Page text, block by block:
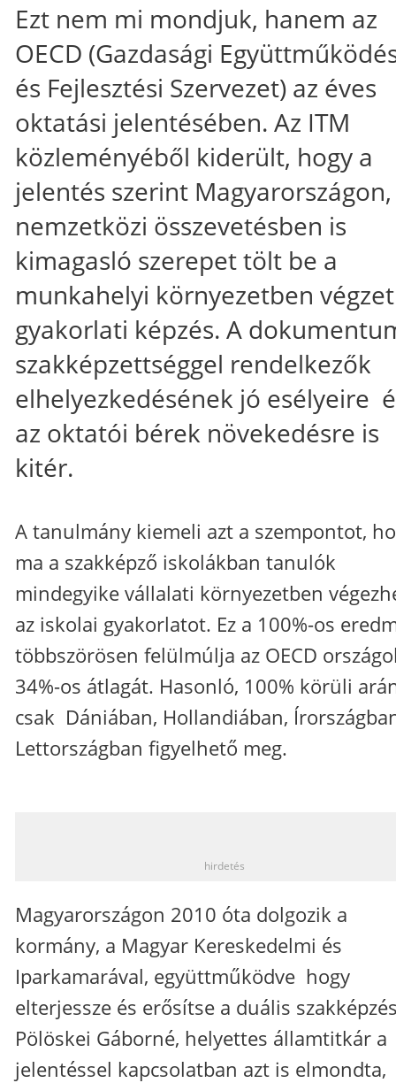
Ezt nem mi mondjuk, hanem az
OECD (Gazdasági
és Fejlesztési Szervezet) az éves
oktatási jelentésében. Az ITM
közleményéből kiderült, hogy a
jelentés szerint Magyarországon,
nemzetközi összevetésben is
kimagasló szerepet tölt be a
munkahelyi környezetben végzet
gyakorlati képzés. A
szakképzettséggel rendelkezők
elhelyezkedésének jó esélyeire
az oktatói bérek növekedésre is
kitér.
A tanulmány kiemeli azt a szempontot,
ma a szakképző iskolákban tanulók
mindegyike vállalati környezetben
az iskolai gyakorlatot. Ez a 100%-os
többszörösen felülmúlja az OECD
34%-os átlagát. Hasonló, 100% körüli
csak Dániában, Hollandiában,
Lettországban figyelhető meg.
hirdetés
Magyarországon 2010 óta dolgozik a
kormány, a Magyar Kereskedelmi és
Iparkamarával, együttműködve hogy
elterjessze és erősítse a duális
Pölöskei Gáborné, helyettes államtitkár a
jelentéssel kapcsolatban azt is elmondta,